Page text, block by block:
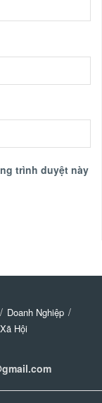
trình duyệt này
Doanh Nghiệp
Xã Hội